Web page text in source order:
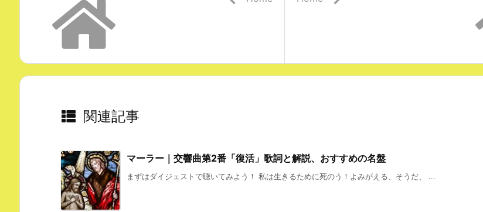
関連記事
マーラー｜交響曲第2番「復活」歌詞と解説、おすすめの名盤
まずはダイジェストで聴いてみよう！ 私は生きるために死のう！よみがえる、そうだ、 ...